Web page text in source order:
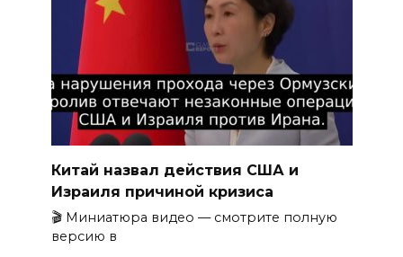
Китай назвал действия США и
Израиля причиной кризиса
🎬 Миниатюра видео — смотрите полную
версию в